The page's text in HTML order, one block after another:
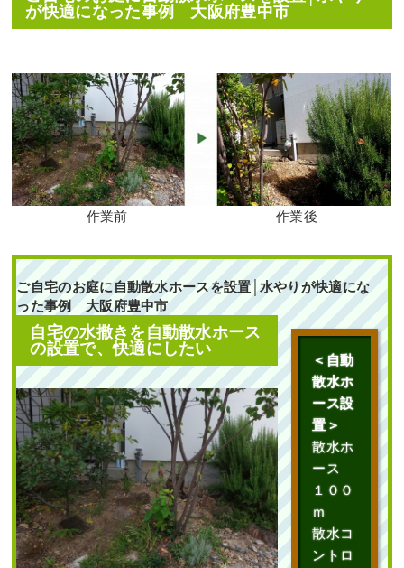
作業前 作業後 駐輪場の通り
続きを読む
2025年6月30日/大阪市鶴見区
大
阪市,大阪府,常緑樹ア行,常緑樹ハ
行,花壇作成,大阪府, 植栽,
造園・
外構工事
段々になっている土地
に高さ2mのアオダモ株
立とハクチョウゲ・ア
ベリアホープレイズを1
｜大阪市城東区K様
作業前 作業後 段々になって
いる土 ...
続きを読む
2025年6月19日 /アオダモ,常緑樹
ア行,落葉樹ア行, 常緑樹ハ行,アベ
リアホープレイズ,大阪市城東区,植
が快適になった事例 大阪府豊中市
作業前 作業後
ご自宅のお庭に自動散水ホースを設置│水やりが快適にな
った事例 大阪府豊中市
自宅の水撒きを自動散水ホース
の設置で、快適にしたい
＜自動
散水ホ
ース設
置＞
散水ホ
ース
１００
ｍ
散水コ
ントロ